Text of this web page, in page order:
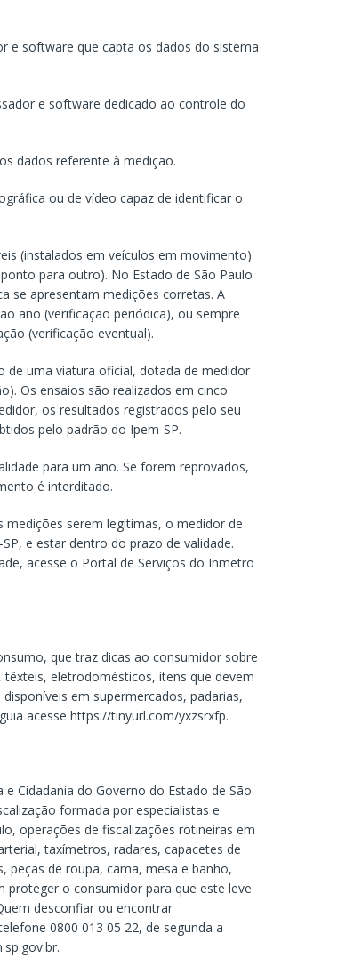
e software que capta os dados do sistema
e software dedicado ao controle do
dados referente à medição.
ou de vídeo capaz de identificar o
(instalados em veículos em movimento)
para outro). No Estado de São Paulo
se apresentam medições corretas. A
ano (verificação periódica), ou sempre
(verificação eventual).
de uma viatura oficial, dotada de medidor
Os ensaios são realizados em cinco
os resultados registrados pelo seu
pelo padrão do Ipem-SP.
para um ano. Se forem reprovados,
é interditado.
medições serem legítimas, o medidor de
e estar dentro do prazo de validade.
acesse o Portal de Serviços do Inmetro
que traz dicas ao consumidor sobre
eletrodomésticos, itens que devem
em supermercados, padarias,
acesse https://tinyurl.com/yxzsrxfp.
Cidadania do Governo do Estado de São
formada por especialistas e
operações de fiscalizações rotineiras em
taxímetros, radares, capacetes de
peças de roupa, cama, mesa e banho,
proteger o consumidor para que este leve
desconfiar ou encontrar
0800 013 05 22, de segunda a